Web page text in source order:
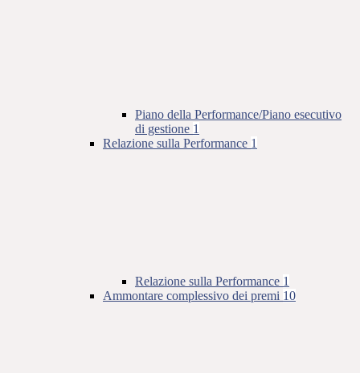
Piano della Performance/Piano esecutivo
di gestione 1
Relazione sulla Performance 1
Relazione sulla Performance 1
Ammontare complessivo dei premi 10